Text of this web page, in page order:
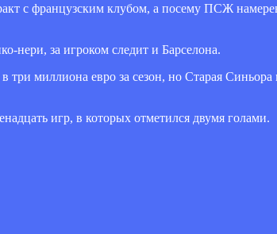
с французским клубом, а посему ПСЖ
нери, за игроком следит и Барселона.
миллиона евро за сезон, но Старая Синьора
игр, в которых отметился двумя голами.